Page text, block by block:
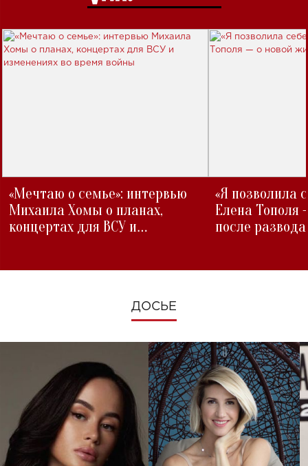
«Мечтаю о семье»: интервью
Михаила Хомы о планах,
концертах для ВСУ и
«Я позволила
Елена Тополя
после развода
ДОСЬЕ